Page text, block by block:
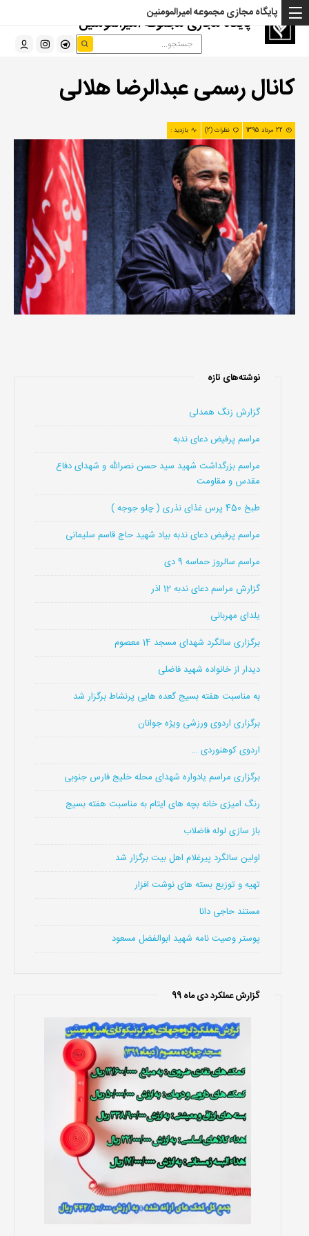
پایگاه مجازی مجموعه امیرالمومنین
پایگاه مجازی مجموعه امیرالمومنین
کانال رسمی عبدالرضا هلالی
22 مرداد 1395 نظرات (2) بازدید :
نوشته‌های تازه
گزارش زنگ همدلی
مراسم پرفیض دعای ندبه
مراسم بزرگداشت شهید سید حسن نصرالله و شهدای دفاع
مقدس و مقاومت
طبخ 450 پرس غذای نذری ( چلو جوجه )
مراسم پرفیض دعای ندبه بیاد شهید حاج قاسم سلیمانی
مراسم سالروز حماسه 9 دی
گزارش مراسم دعای ندبه 12 اذر
یلدای مهربانی
برگزاری سالگرد شهدای مسجد 14 معصوم
دیدار از خانواده شهید فاضلی
به مناسبت هفته بسیج گعده هایی پرنشاط برگزار شد
برگزاری اردوی ورزشی ویژه جوانان
اردوی کوهنوردی …
برگزاری مراسم یادواره شهدای محله خلیج فارس جنوبی
رنگ امیزی خانه بچه های ایتام به مناسبت هفته بسیج
باز سازی لوله فاضلاب
اولین سالگرد پیرغلام اهل بیت برگزار شد
تهیه و توزیع بسته های نوشت افزار
مستند حاجی دانا
پوستر وصیت نامه شهید ابوالفضل مسعود
گزارش عملکرد دی ماه 99